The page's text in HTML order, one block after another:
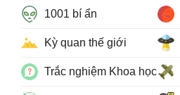
1001 bí ẩn
Kỳ quan thế giới
Trắc nghiệm Khoa học